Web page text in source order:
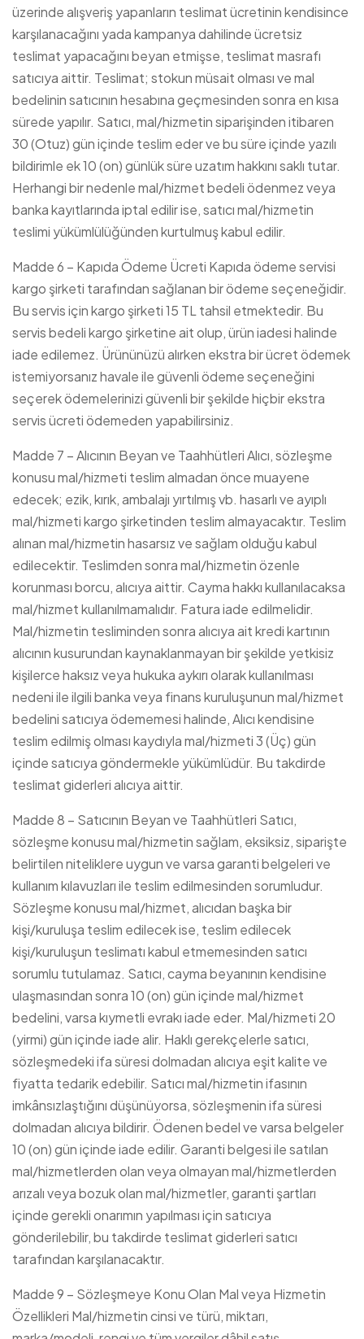
üzerinde alışveriş yapanların teslimat ücretinin kendisince
karşılanacağını yada kampanya dahilinde ücretsiz
teslimat yapacağını beyan etmişse, teslimat masrafı
satıcıya aittir. Teslimat; stokun müsait olması ve mal
bedelinin satıcının hesabına geçmesinden sonra en kısa
sürede yapılır. Satıcı, mal/hizmetin siparişinden itibaren
30 (Otuz) gün içinde teslim eder ve bu süre içinde yazılı
bildirimle ek 10 (on) günlük süre uzatım hakkını saklı tutar.
Herhangi bir nedenle mal/hizmet bedeli ödenmez veya
banka kayıtlarında iptal edilir ise, satıcı mal/hizmetin
teslimi yükümlülüğünden kurtulmuş kabul edilir.
Madde 6 – Kapıda Ödeme Ücreti Kapıda ödeme servisi
kargo şirketi tarafından sağlanan bir ödeme seçeneğidir.
Bu servis için kargo şirketi 15 TL tahsil etmektedir. Bu
servis bedeli kargo şirketine ait olup, ürün iadesi halinde
iade edilemez. Ürününüzü alırken ekstra bir ücret ödemek
istemiyorsanız havale ile güvenli ödeme seçeneğini
seçerek ödemelerinizi güvenli bir şekilde hiçbir ekstra
servis ücreti ödemeden yapabilirsiniz.
Madde 7 – Alıcının Beyan ve Taahhütleri Alıcı, sözleşme
konusu mal/hizmeti teslim almadan önce muayene
edecek; ezik, kırık, ambalajı yırtılmış vb. hasarlı ve ayıplı
mal/hizmeti kargo şirketinden teslim almayacaktır. Teslim
alınan mal/hizmetin hasarsız ve sağlam olduğu kabul
edilecektir. Teslimden sonra mal/hizmetin özenle
korunması borcu, alıcıya aittir. Cayma hakkı kullanılacaksa
mal/hizmet kullanılmamalıdır. Fatura iade edilmelidir.
Mal/hizmetin tesliminden sonra alıcıya ait kredi kartının
alıcının kusurundan kaynaklanmayan bir şekilde yetkisiz
kişilerce haksız veya hukuka aykırı olarak kullanılması
nedeni ile ilgili banka veya finans kuruluşunun mal/hizmet
bedelini satıcıya ödememesi halinde, Alıcı kendisine
teslim edilmiş olması kaydıyla mal/hizmeti 3 (Üç) gün
içinde satıcıya göndermekle yükümlüdür. Bu takdirde
teslimat giderleri alıcıya aittir.
Madde 8 – Satıcının Beyan ve Taahhütleri Satıcı,
sözleşme konusu mal/hizmetin sağlam, eksiksiz, siparişte
belirtilen niteliklere uygun ve varsa garanti belgeleri ve
kullanım kılavuzları ile teslim edilmesinden sorumludur.
Sözleşme konusu mal/hizmet, alıcıdan başka bir
kişi/kuruluşa teslim edilecek ise, teslim edilecek
kişi/kuruluşun teslimatı kabul etmemesinden satıcı
sorumlu tutulamaz. Satıcı, cayma beyanının kendisine
ulaşmasından sonra 10 (on) gün içinde mal/hizmet
bedelini, varsa kıymetli evrakı iade eder. Mal/hizmeti 20
(yirmi) gün içinde iade alir. Haklı gerekçelerle satıcı,
sözleşmedeki ifa süresi dolmadan alıcıya eşit kalite ve
fiyatta tedarik edebilir. Satıcı mal/hizmetin ifasının
imkânsızlaştığını düşünüyorsa, sözleşmenin ifa süresi
dolmadan alıcıya bildirir. Ödenen bedel ve varsa belgeler
10 (on) gün içinde iade edilir. Garanti belgesi ile satılan
mal/hizmetlerden olan veya olmayan mal/hizmetlerden
arızalı veya bozuk olan mal/hizmetler, garanti şartları
içinde gerekli onarımın yapılması için satıcıya
gönderilebilir, bu takdirde teslimat giderleri satıcı
tarafından karşılanacaktır.
Madde 9 – Sözleşmeye Konu Olan Mal veya Hizmetin
Özellikleri Mal/hizmetin cinsi ve türü, miktarı,